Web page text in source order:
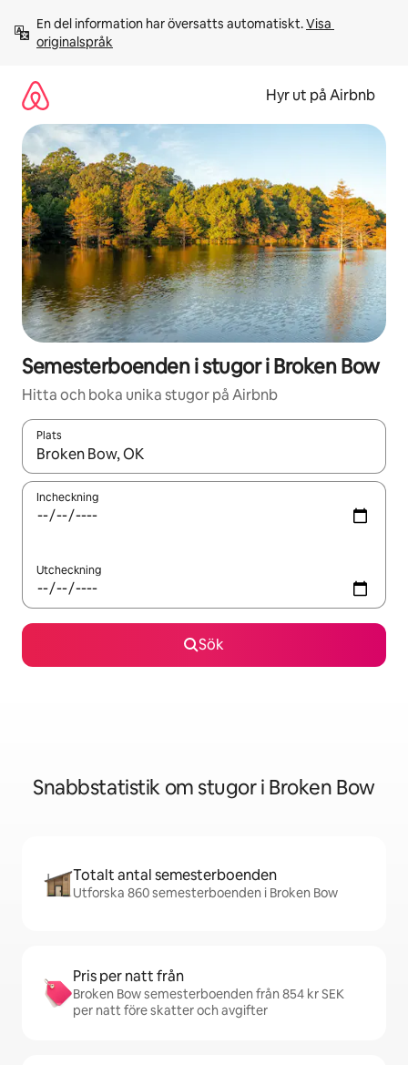
innehåll
En del information har översatts automatiskt. Visa
originalspråk
Hyr ut på Airbnb
Semesterboenden i stugor i Broken Bow
Hitta och boka unika stugor på Airbnb
Plats
När resultaten är tillgängliga kan du navigera med upp- och
Incheckning
Utcheckning
Sök
Snabbstatistik om stugor i Broken Bow
Totalt antal semesterboenden
Utforska 860 semesterboenden i Broken Bow
Pris per natt från
Broken Bow semesterboenden från 854 kr SEK
per natt före skatter och avgifter